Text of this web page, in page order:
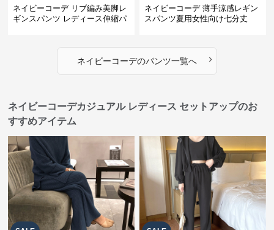
ネイビーコーデ リブ編み美脚レ
ギンスパンツ レディース伸縮パ
ネイビーコーデ 薄手涼感レギン
スパンツ夏用女性向け七分丈
ネイビーコーデのパンツ一覧へ ›
ネイビーコーデカジュアル レディース セットアップのお
すすめアイテム